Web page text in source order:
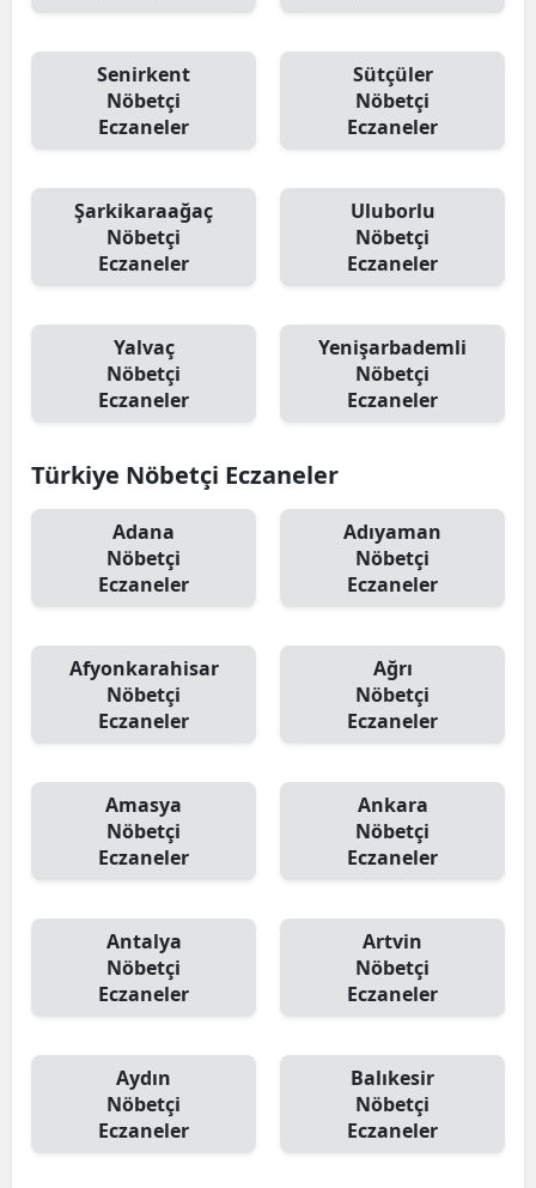
Senirkent
Nöbetçi
Eczaneler
Sütçüler
Nöbetçi
Eczaneler
Şarkikaraağaç
Nöbetçi
Eczaneler
Uluborlu
Nöbetçi
Eczaneler
Yalvaç
Nöbetçi
Eczaneler
Yenişarbademli
Nöbetçi
Eczaneler
Türkiye Nöbetçi Eczaneler
Adana
Nöbetçi
Eczaneler
Adıyaman
Nöbetçi
Eczaneler
Afyonkarahisar
Nöbetçi
Eczaneler
Ağrı
Nöbetçi
Eczaneler
Amasya
Nöbetçi
Eczaneler
Ankara
Nöbetçi
Eczaneler
Antalya
Nöbetçi
Eczaneler
Artvin
Nöbetçi
Eczaneler
Aydın
Nöbetçi
Eczaneler
Balıkesir
Nöbetçi
Eczaneler